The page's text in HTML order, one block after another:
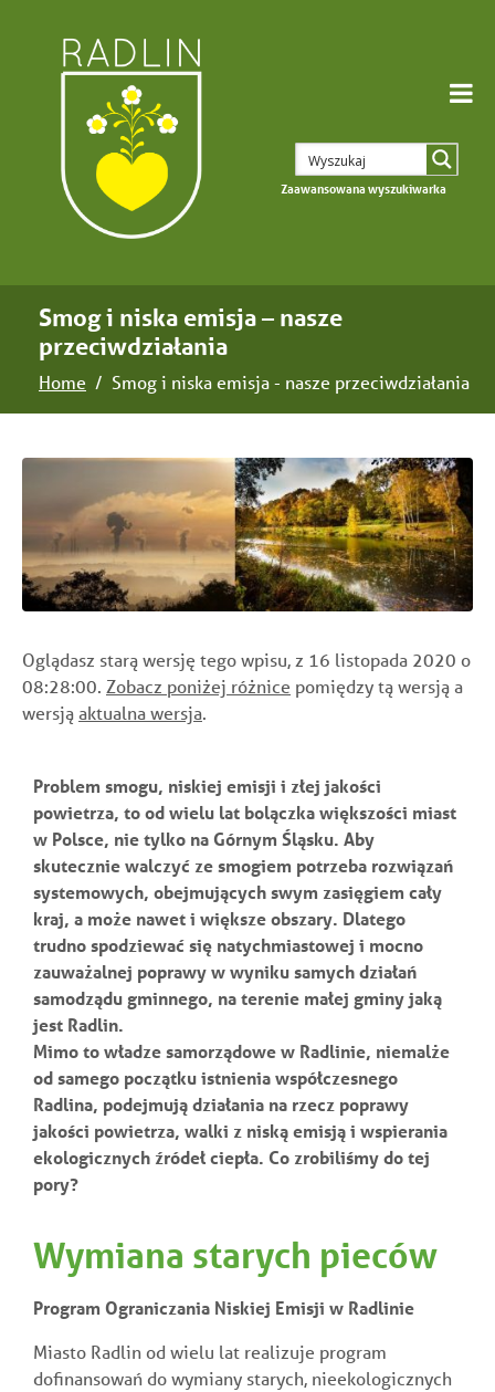
Zaawansowana wyszukiwarka
Smog i niska emisja – nasze
przeciwdziałania
Home Smog i niska emisja - nasze przeciwdziałania
Oglądasz starą wersję tego wpisu, z 16 listopada 2020 o
08:28:00. Zobacz poniżej różnice pomiędzy tą wersją a
wersjąaktualna wersja.
Problem smogu, niskiej emisji i złej jakości
powietrza, to od wielu lat bolączka większości miast
w Polsce, nie tylko na Górnym Śląsku. Aby
skutecznie walczyć ze smogiem potrzeba rozwiązań
systemowych, obejmujących swym zasięgiem cały
kraj, a może nawet i większe obszary. Dlatego
trudno spodziewać się natychmiastowej i mocno
zauważalnej poprawy w wyniku samych działań
samodządu gminnego, na terenie małej gminy jaką
jest Radlin.
Mimo to władze samorządowe w Radlinie, niemalże
od samego początku istnienia współczesnego
Radlina, podejmują działania na rzecz poprawy
jakości powietrza, walki z niską emisją i wspierania
ekologicznych źródeł ciepła. Co zrobiliśmy do tej
pory?
Wymiana starych pieców
Program Ograniczania Niskiej Emisji w Radlinie
Miasto Radlin od wielu lat realizuje program
dofinansowań do wymiany starych, nieekologicznych